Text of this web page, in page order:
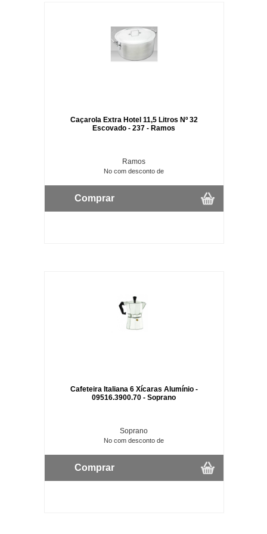
Caçarola Extra Hotel 11,5 Litros Nº 32
Escovado - 237 - Ramos
Ramos
No com desconto de
Comprar
Cafeteira Italiana 6 Xícaras Alumínio -
09516.3900.70 - Soprano
Soprano
No com desconto de
Comprar